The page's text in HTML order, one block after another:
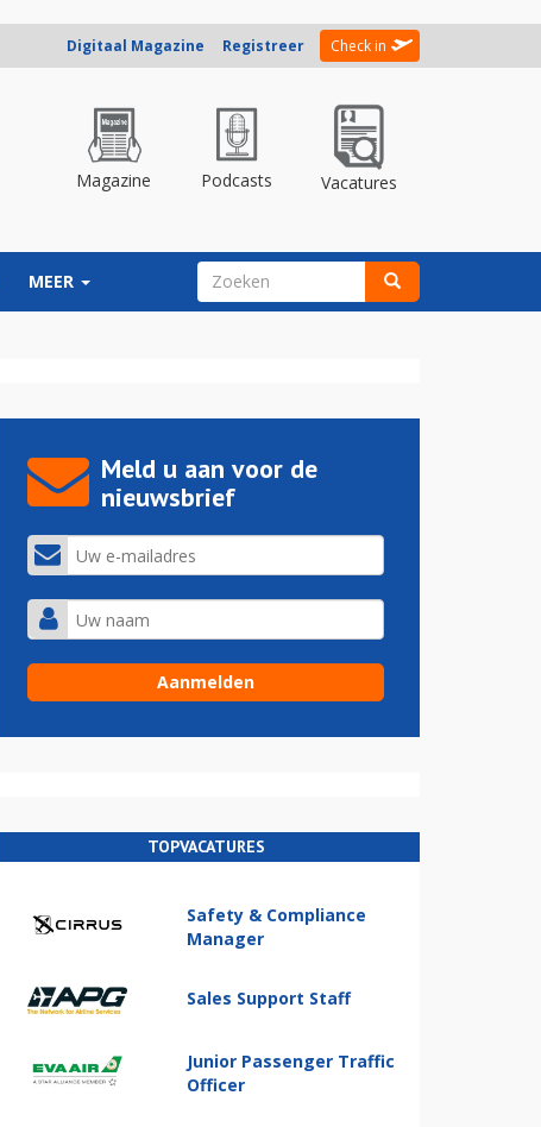
Digitaal Magazine Registreer Check in
Magazine Podcasts Vacatures
MEER ZOEKVELD
Meld u aan voor de
nieuwsbrief
TOPVACATURES
Safety & Compliance
Manager
Sales Support Staff
Junior Passenger Traffic
Officer